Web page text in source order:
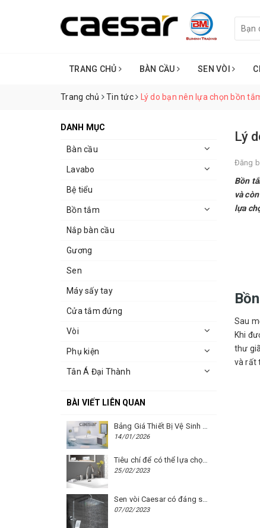
TRANG CHỦ BÀN CẦU SEN VÒI
Trang chủ Tin tức Lý do bạn nên lựa chọn bồn
Lý
Đăng
Bồn
và
lựa
Sau
Khi
thư
và rất
DANH MỤC
Bàn cầu
Lavabo
Bệ tiểu
Bồn tắm
Nắp bàn cầu
Gương
Sen
Máy sấy tay
Cửa tắm đứng
Vòi
Phụ kiện
Tân Á Đại Thành
BÀI VIẾT LIÊN QUAN
Bảng Giá Thiết Bị Vệ Sinh Caesar Mới Nhất Năm 2026 | Cập Nhật Liên Tục Tại BM8.VN
14/01/2026
Tiêu chí để có thể lựa chọn được một chiếc vòi chậu rửa mặt Caesar phù hợp
25/02/2023
Sen vòi Caesar có đáng sử dụng hay không?
07/02/2023